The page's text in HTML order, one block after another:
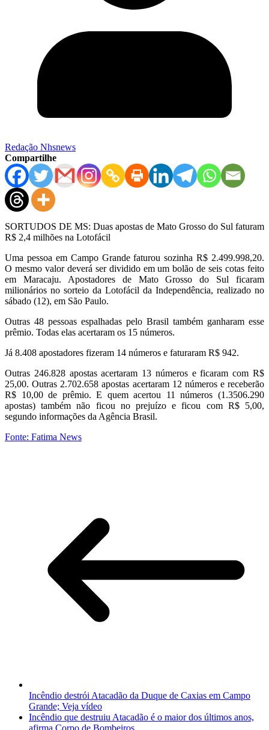
Redação Nhsnews
Compartilhe
SORTUDOS DE MS: Duas apostas de Mato Grosso do Sul faturam
R$ 2,4 milhões na Lotofácil
Uma pessoa em Campo Grande faturou sozinha R$ 2.499.998,20.
O mesmo valor deverá ser dividido em um bolão de seis cotas feito
em Maracaju. Apostadores de Mato Grosso do Sul ficaram
milionários no sorteio da Lotofácil da Independência, realizado no
sábado (12), em São Paulo.
Outras 48 pessoas espalhadas pelo Brasil também ganharam esse
prêmio. Todas elas acertaram os 15 números.
Já 8.408 apostadores fizeram 14 números e faturaram R$ 942.
Outras 246.828 apostas acertaram 13 números e ficaram com R$
25,00. Outras 2.702.658 apostas acertaram 12 números e receberão
R$ 10,00 de prêmio. E quem acertou 11 números (1.3506.290
apostas) também não ficou no prejuízo e ficou com R$ 5,00,
segundo informações da Agência Brasil.
Fonte: Fatima News
Incêndio destrói Atacadão da Duque de Caxias em Campo
Grande; Veja vídeo
Incêndio que destruiu Atacadão é o maior dos últimos anos,
afirma Corpo de Bombeiros